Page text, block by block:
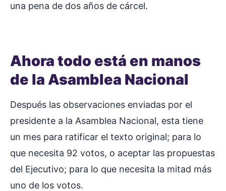
una pena de dos años de cárcel.
Ahora todo está en manos
de la Asamblea Nacional
Después las observaciones enviadas por el
presidente a la Asamblea Nacional, esta tiene
un mes para ratificar el texto original; para lo
que necesita 92 votos, o aceptar las propuestas
del Ejecutivo; para lo que necesita la mitad más
uno de los votos.